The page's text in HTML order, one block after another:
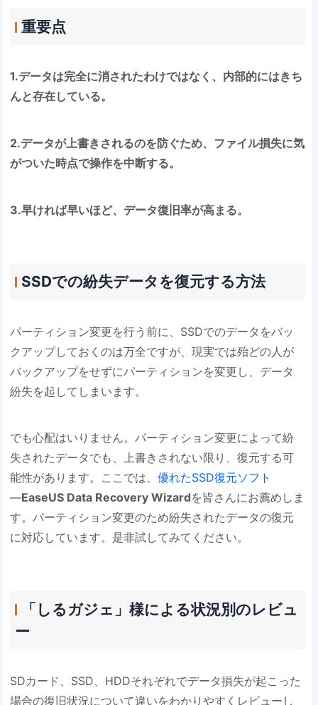
重要点
1.データは完全に消されたわけではなく、内部的にはきち
んと存在している。
2.データが上書きされるのを防ぐため、ファイル損失に気
がついた時点で操作を中断する。
3.早ければ早いほど、データ復旧率が高まる。
SSDでの紛失データを復元する方法
パーティション変更を行う前に、SSDでのデータをバッ
クアップしておくのは万全ですが、現実では殆どの人が
バックアップをせずにパーティションを変更し、データ
紛失を起してしまいます。
でも心配はいりません。パーティション変更によって紛
失されたデータでも、上書きされない限り、復元する可
能性があります。ここでは、優れたSSD復元ソフト
―EaseUS Data Recovery Wizardを皆さんにお薦めしま
す。パーティション変更のため紛失されたデータの復元
に対応しています。是非試してみてください。
「しるガジェ」様による状況別のレビュ
ー
SDカード、SSD、HDDそれぞれでデータ損失が起こった
場合の復旧状況について違いをわかりやすくレビューし